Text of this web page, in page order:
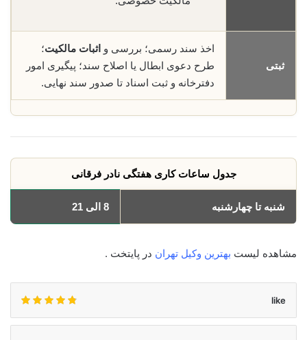
ثبتی
اخذ سند رسمی؛ بررسی و اثبات مالکیت؛
طرح دعوی ابطال یا اصلاح سند؛ پیگیری امور
دفترخانه و ثبت اسناد تا صدور سند نهایی.
جدول ساعات کاری هفتگی نادر فرقانی
شنبه تا چهارشنبه 8 الی 21
مشاهده لیست بهترین وکیل تهران در پایتخت .
like